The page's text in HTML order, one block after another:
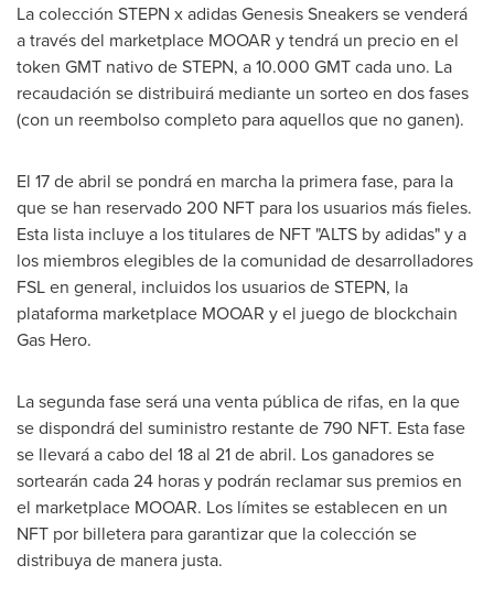
La colección STEPN x adidas Genesis Sneakers se venderá
a través del marketplace MOOAR y tendrá un precio en el
token GMT nativo de STEPN, a 10.000 GMTcada uno. La
recaudación se distribuirá mediante un sorteo en dos fases
(con un reembolso completo para aquellos que no ganen).
El 17 de abril se pondrá en marcha la primera fase, para la
que se han reservado 200 NFT para los usuarios más fieles.
Esta lista incluye a los titulares de NFT "ALTS by adidas" y a
los miembros elegibles de la comunidad de desarrolladores
FSL en general, incluidos los usuarios de STEPN, la
plataforma marketplace MOOAR y el juego de blockchain
Gas Hero.
La segunda fase será una venta pública de rifas, en la que
se dispondrá del suministro restante de 790 NFT. Esta fase
se llevará a cabo del 18 al 21 de abril. Los ganadores se
sortearán cada 24 horas y podrán reclamar sus premios en
el marketplace MOOAR. Los límites se establecen en un
NFT por billetera para garantizar que la colección se
distribuya de manera justa.